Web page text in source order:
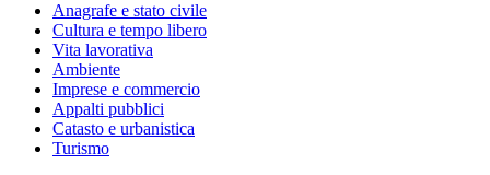
Anagrafe e stato civile
Cultura e tempo libero
Vita lavorativa
Ambiente
Imprese e commercio
Appalti pubblici
Catasto e urbanistica
Turismo